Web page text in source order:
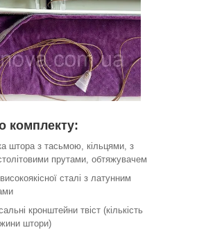
комплекту:
штора з тасьмою, кільцями, з
прутами, обтяжувачем
сталі з латунним
кронштейни твіст (кількість
штори)